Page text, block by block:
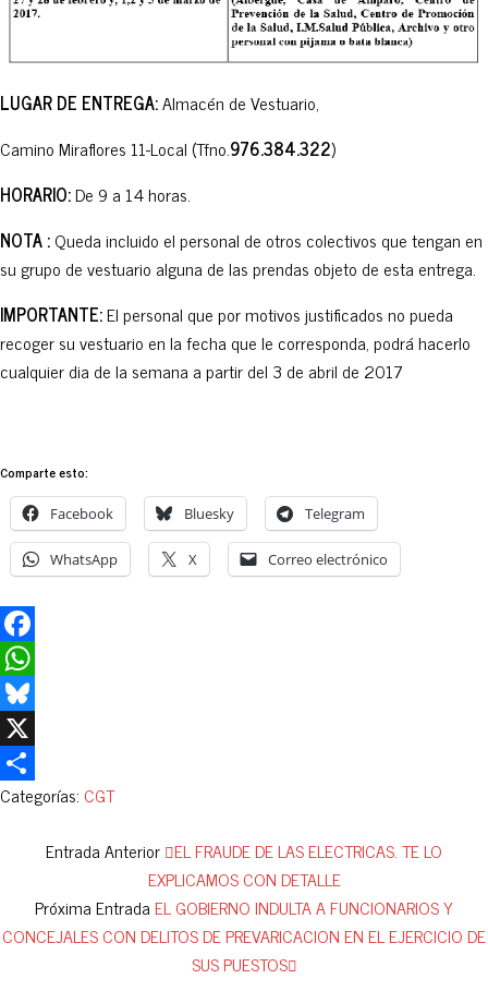
LUGAR DE ENTREGA:Almacén de Vestuario,
Camino Miraflores 11-Local (Tfno.976.384.322)
HORARIO:De 9 a 14 horas.
NOTA :Queda incluido el personal de otros colectivos que tengan en
su grupo de vestuario alguna de las prendas objeto de esta entrega.
IMPORTANTE:El personal que por motivos justificados no pueda
recoger su vestuario en la fecha que le corresponda, podrá hacerlo
cualquier dia de la semana a partir del 3 de abril de 2017
Comparte esto:
Facebook Bluesky Telegram
WhatsApp X Correo electrónico
Facebook
WhatsApp
Bluesky
X
Compartir
Categorías: CGT
Entrada Anterior EL FRAUDE DE LAS ELECTRICAS. TE LO
EXPLICAMOS CON DETALLE
Próxima Entrada EL GOBIERNO INDULTA A FUNCIONARIOS Y
CONCEJALES CON DELITOS DE PREVARICACION EN EL EJERCICIO DE
SUS PUESTOS